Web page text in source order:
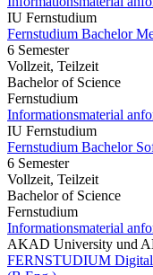
IU Fernstudium
Fernstudium Bachelor
6 Semester
Vollzeit, Teilzeit
Bachelor of Science
Fernstudium
Informationsmaterial
IU Fernstudium
Fernstudium Bachelor
6 Semester
Vollzeit, Teilzeit
Bachelor of Science
Fernstudium
Informationsmaterial
AKAD University und
FERNSTUDIUM Digital